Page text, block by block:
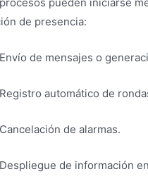
de presencia:
de mensajes o
automático de rondas
de alarmas.
de información en